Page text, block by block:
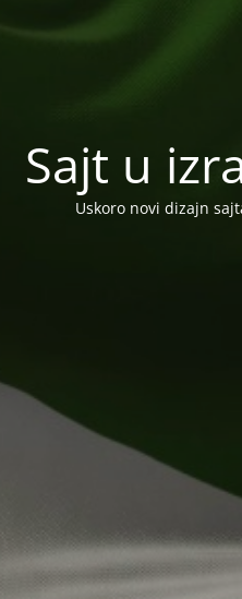
Sajt u
Uskoro novi dizajn